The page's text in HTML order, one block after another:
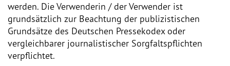
Anlaufstelle Nevo Foro (Neue
Stadt)
Bildungsangebote für
Leistungsbehörden und
Sozialberatungsstellen
werden. Die Verwenderin / der Verwender ist
grundsätzlich zur Beachtung der publizistischen
Grundsätze des Deutschen Pressekodex oder
vergleichbarer journalistischer Sorgfaltspflichten
verpflichtet.